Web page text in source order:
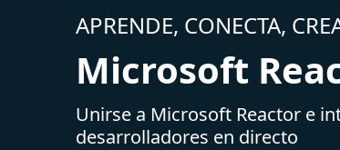
APRENDE, CONECTA,
Microsoft
Unirse a Microsoft Reactor e
desarrolladores en directo